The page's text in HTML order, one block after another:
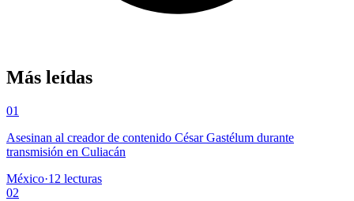
Más leídas
01
Asesinan al creador de contenido César Gastélum durante
transmisión en Culiacán
México·12 lecturas
02